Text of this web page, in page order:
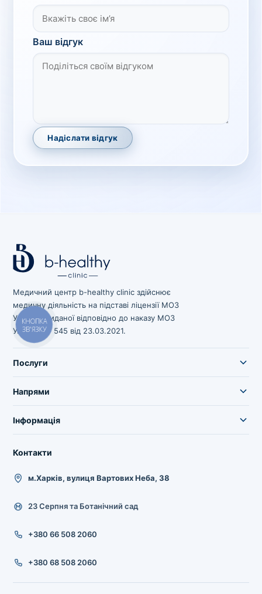
Ваш відгук
Надіслати відгук
Медичний центр b-healthy clinic здійснює
медичну діяльність на підставі ліцензії МОЗ
України, виданої відповідно до наказу МОЗ
України № 545 від 23.03.2021.
Послуги
Напрями
Інформація
Контакти
м.Харків, вулиця Вартових Неба, 38
23 Серпня та Ботанічний сад
+380 66 508 2060
+380 68 508 2060
КНОПКА
ЗВ'ЯЗКУ